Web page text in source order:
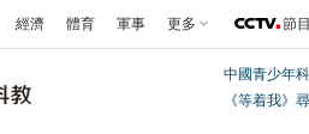
經濟 體育 軍事 更多 節
中國青少年
《等着我》